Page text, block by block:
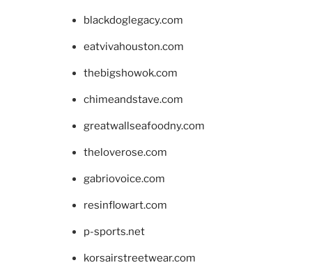
blackdoglegacy.com
eatvivahouston.com
thebigshowok.com
chimeandstave.com
greatwallseafoodny.com
theloverose.com
gabriovoice.com
resinflowart.com
p-sports.net
korsairstreetwear.com